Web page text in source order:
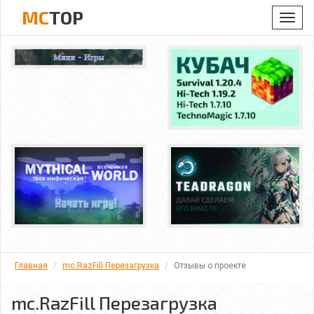
MCTOP
Главная mc.RazFill Перезагрузка Отзывы о проекте
mc.RazFill Перезагрузка